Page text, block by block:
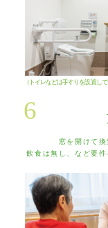
（トイレなどは手すりを設置し
窓を開けて
飲食は無し、など要
6